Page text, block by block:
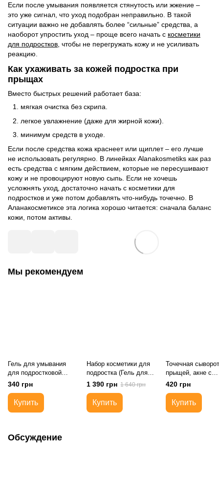
Если после умывания появляется стянутость или жжение –
это уже сигнал, что уход подобран неправильно. В такой
ситуации важно не добавлять более “сильные” средства, а
наоборот упростить уход – проще всего начать с косметики
для подростков , чтобы не перегружать кожу и не усиливать
реакцию.
Как ухаживать за кожей подростка при
прыщах
Вместо быстрых решений работает база:
мягкая очистка без скрипа.
легкое увлажнение (даже для жирной кожи).
минимум средств в уходе.
Если после средства кожа краснеет или щиплет – его лучше
не использовать регулярно. В линейках Alanakosmetiks как раз
есть средства с мягким действием, которые не пересушивают
кожу и не провоцируют новую сыпь. Если не хочешь
усложнять уход, достаточно начать с косметики для
подростков и уже потом добавлять что-нибудь точечно. В
Аланакосметиксе эта логика хорошо читается: сначала баланс
кожи, потом активы.
Мы рекомендуем
Гель для умывания
для подростковой
проблемной кожи
340 грн
Купить
Набор косметики для
подростка (Гель для
умывания, Лосьон
Лавандовый, Крем
Регулирующий,
сыворотка от акнэ)
1 390 грн 1 640 грн
Купить
Точечная
прыщей, акне с
азелаиновой
и каламином, 16+
420 грн
Купить
Обсуждение